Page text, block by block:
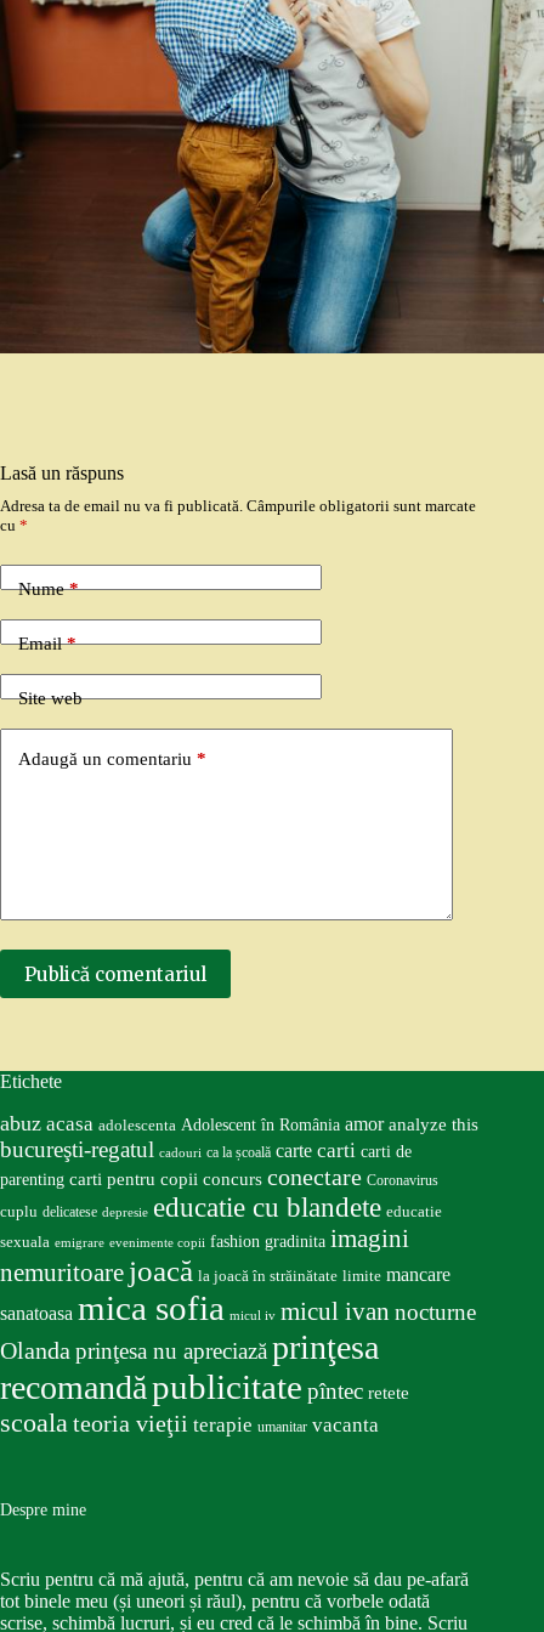
Lasă un răspuns
Adresa ta de email nu va fi publicată. Câmpurile obligatorii sunt marcate
cu *
Nume*
Email*
Site web
Adaugă un comentariu *
Publică comentariul
Etichete
abuz acasa adolescenta Adolescent în România amor analyze this
bucureşti-regatul cadouri ca la școală carte carti carti de
parenting carti pentru copii concurs conectare Coronavirus
cuplu delicatese depresie educatie cu blandete educatie
sexuala emigrare evenimente copii fashion gradinita imagini
nemuritoare joacă la joacă în străinătate limite mancare
sanatoasa mica sofia micul iv micul ivan nocturne
Olandaprinţesa nu apreciazăprinţesa
recomandăpublicitate pîntec retete
scoalateoria vieţii terapie umanitar vacanta
Despre mine
Scriu pentru că mă ajută, pentru că am nevoie să dau pe-afară
tot binele meu (și uneori și răul), pentru că vorbele odată
scrise, schimbă lucruri, și eu cred că le schimbă în bine. Scriu